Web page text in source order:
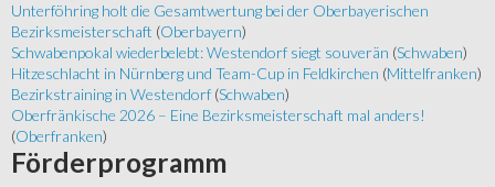
Unterföhring holt die Gesamtwertung bei der Oberbayerischen
Bezirksmeisterschaft (Oberbayern)
Schwabenpokal wiederbelebt: Westendorf siegt souverän (Schwaben)
Hitzeschlacht in Nürnberg und Team-Cup in Feldkirchen (Mittelfranken)
Bezirkstraining in Westendorf (Schwaben)
Oberfränkische 2026 – Eine Bezirksmeisterschaft mal anders!
(Oberfranken)
Förderprogramm